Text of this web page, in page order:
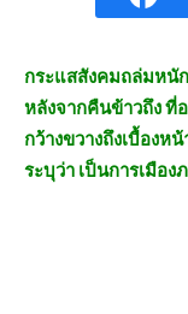
กระแสสังคมถล่มหนั
หลังจากคืนข้าวถึง ที่
กว้างขวางถึงเบื้องห
ระบุว่า เป็นการเมือง